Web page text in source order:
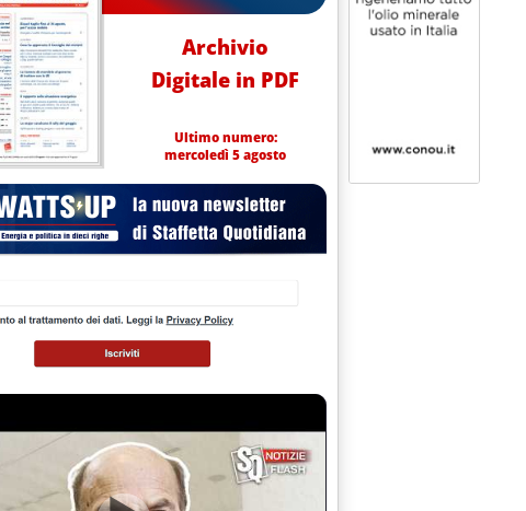
Archivio
Digitale in PDF
Ultimo numero:
mercoledì 5 agosto